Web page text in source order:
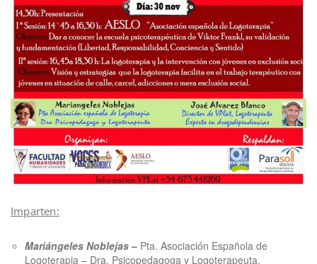
Imparten:
Mariángeles Noblejas – Pta. Asociación Española de
Logoterapia – Dra. Psicopedagoga y Logoterapeuta.